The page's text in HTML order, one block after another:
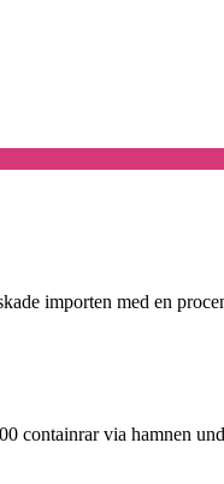
importen med en
containrar via hamnen